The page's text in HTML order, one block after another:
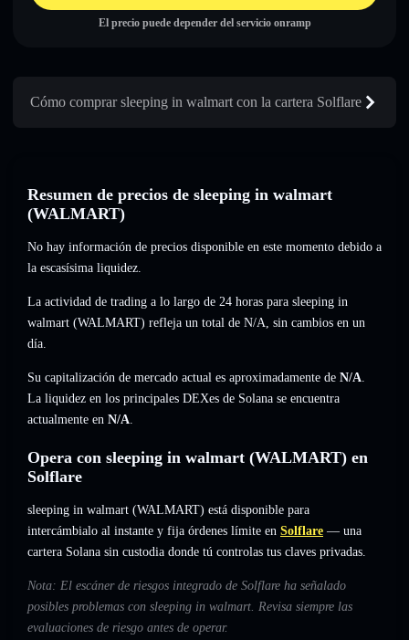
El precio puede depender del servicio onramp
Cómo comprar sleeping in walmart con la cartera Solflare
Resumen de precios de sleeping in walmart
(WALMART)
No hay información de precios disponible en este momento debido a
la escasísima liquidez.
La actividad de trading a lo largo de 24 horas para sleeping in
walmart (WALMART) refleja un total de N/A, sin cambios en un
día.
Su capitalización de mercado actual es aproximadamente de N/A.
La liquidez en los principales DEXes de Solana se encuentra
actualmente en N/A.
Opera con sleeping in walmart (WALMART) en
Solflare
sleeping in walmart (WALMART) está disponible para
intercámbialo al instante y fija órdenes límite en Solflare — una
cartera Solana sin custodia donde tú controlas tus claves privadas.
Nota: El escáner de riesgos integrado de Solflare ha señalado
posibles problemas con sleeping in walmart. Revisa siempre las
evaluaciones de riesgo antes de operar.